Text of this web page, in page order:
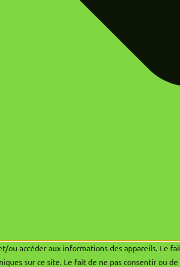
accéder aux informations des appareils. Le
sur ce site. Le fait de ne pas consentir ou